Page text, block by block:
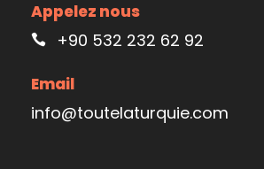
Appelez nous
+90 532 232 62 92
Email
info@toutelaturquie.com